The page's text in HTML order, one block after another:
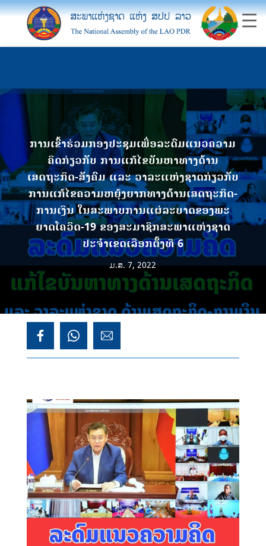
ການເຂົ້າຮ່ວມກອງປະຊຸມເພື່ອລະດົມແນວຄວາມ
ຄິດກ່ຽວກັບ ການແກ້ໄຂບັນຫາທາງດ້ານ
ເສດຖະກິດ-ສັງຄົມ ແລະ ວາລະແຫ່ງຊາດກ່ຽວກັບ
ການແກ້ໄຂຄວາມຫຍຸ້ງຍາກທາງດ້ານເສດຖະກິດ-
ການເງິນ ໃນສະພາບການແຜ່ລະບາດຂອງພະ
ຍາດໂຄວິດ-19 ຂອງສະມາຊິກສະພາແຫ່ງຊາດ
ປະຈຳເຂດເລືອກຕັ້ງທີ 6
ມ.ສ. 7, 2022